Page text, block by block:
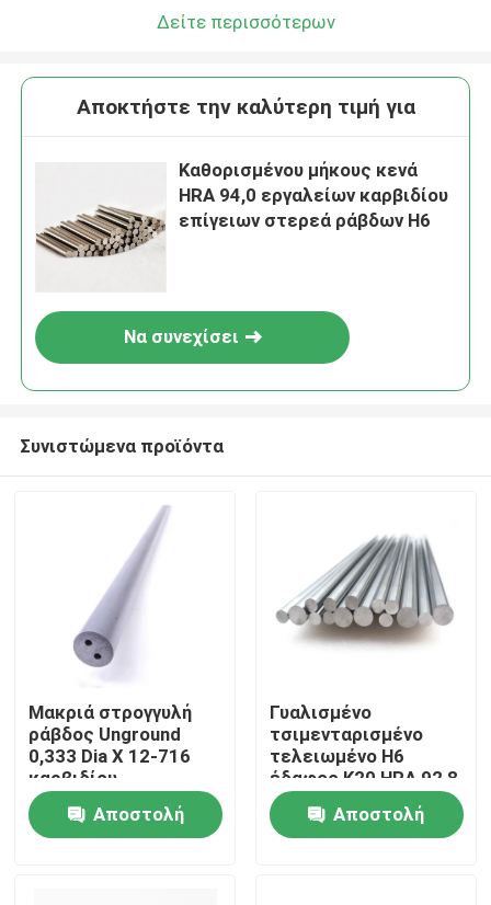
Σπίτι
Προϊόντα
Δείτε περισσότερων
Αποκτήστε την καλύτερη τιμή για
Καθορισμένου μήκους κενά
HRA 94,0 εργαλείων καρβιδίου
επίγειων στερεά ράβδων H6
Να συνεχίσει
Συνιστώμενα προϊόντα
Μακριά στρογγυλή
ράβδος Unground
0,333 Dia Χ 12-716
καρβιδίου
βολφραμίου με τις
ευθείες τρύπες
Αποστολή
Γυαλισμένο
τσιμενταρισμένο
τελειωμένο H6
έδαφος K20 HRA 92,8
ράβδων καρβιδίου
βολφραμίουΑποστολή